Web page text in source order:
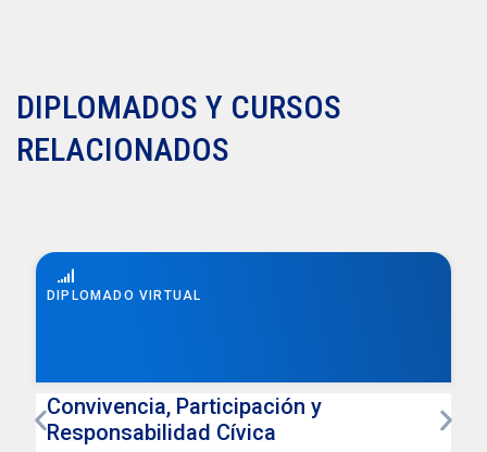
DIPLOMADOS Y CURSOS
RELACIONADOS
DIPLOMADO VIRTUAL
Convivencia, Participación y
Responsabilidad Cívica